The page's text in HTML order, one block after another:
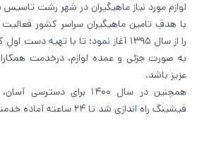
لوازم مورد نیاز ماهیگیران در شهر رشت
با هدفِ تامین ماهیگیران سراسر کشور فعالیت
را از سال 1395 آغاز نمود؛ تا با تهیه دست
به صورت جزئی و عمده لوازم، درخدمت
عزیز باشد.
همچنین در سال 1400 برای
فیشینگ راه اندازی شد تا 24 ساعته آماده خدمتگزاری باشد.